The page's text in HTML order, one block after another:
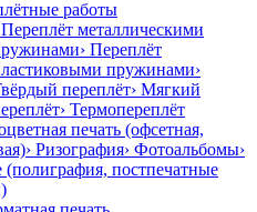
работы
Переплёт металлическими
› Переплёт
пружинами›
переплёт› Мягкий
› Термопереплёт
печать (офсетная,
› Ризография› Фотоальбомы›
(полиграфия, постпечатные